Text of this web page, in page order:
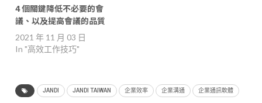
4 個關鍵降低不必要的會
議、以及提高會議的品質
2021 年 11 月 03 日
In "高效工作技巧"
JANDI JANDI TAIWAN 企業效率 企業溝通 企業通訊軟體